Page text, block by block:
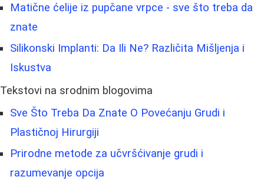
Matične ćelije iz pupčane vrpce - sve što treba da
znate
Silikonski Implanti: Da Ili Ne? Različita Mišljenja i
Iskustva
Tekstovi na srodnim blogovima
Sve Što Treba Da Znate O Povećanju Grudi i
Plastičnoj Hirurgiji
Prirodne metode za učvršćivanje grudi i
razumevanje opcija